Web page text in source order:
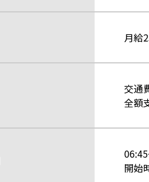
月給
交通
全額
開始